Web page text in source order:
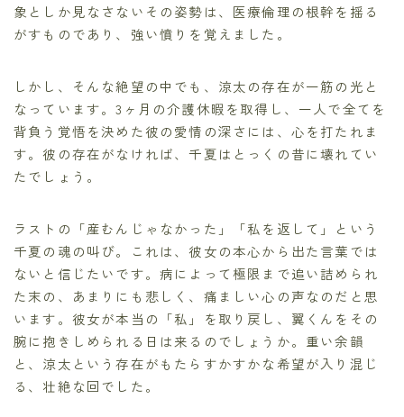
象としか見なさないその姿勢は、医療倫理の根幹を揺る
がすものであり、強い憤りを覚えました。
しかし、そんな絶望の中でも、涼太の存在が一筋の光と
なっています。3ヶ月の介護休暇を取得し、一人で全てを
背負う覚悟を決めた彼の愛情の深さには、心を打たれま
す。彼の存在がなければ、千夏はとっくの昔に壊れてい
たでしょう。
ラストの「産むんじゃなかった」「私を返して」という
千夏の魂の叫び。これは、彼女の本心から出た言葉では
ないと信じたいです。病によって極限まで追い詰められ
た末の、あまりにも悲しく、痛ましい心の声なのだと思
います。彼女が本当の「私」を取り戻し、翼くんをその
腕に抱きしめられる日は来るのでしょうか。重い余韻
と、涼太という存在がもたらすかすかな希望が入り混じ
る、壮絶な回でした。